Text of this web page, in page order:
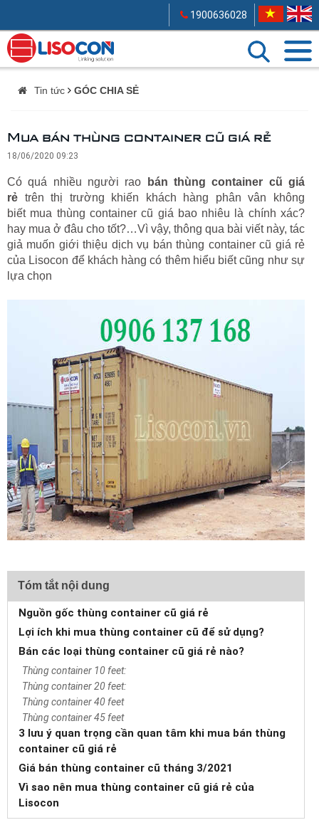
1900636028
Tin tức GÓC CHIA SẺ
Mua bán thùng container cũ giá rẻ
18/06/2020 09:23
Có quá nhiều người rao
bán thùng container cũ giá
rẻ trên thị trường khiến khách hàng phân vân không
biết mua thùng container cũ giá bao nhiêu là chính xác?
hay mua ở đâu cho tốt?…Vì vậy, thông qua bài viết này, tác
giả muốn giới thiệu dịch vụ bán thùng container cũ giá rẻ
của Lisocon để khách hàng có thêm hiểu biết cũng như sự
lựa chọn
Tóm tắt nội dung
Nguồn gốc thùng container cũ giá rẻ
Lợi ích khi mua thùng container cũ để sử dụng?
Bán các loại thùng container cũ giá rẻ nào?
Thùng container 10 feet:
Thùng container 20 feet:
Thùng container 40 feet
Thùng container 45 feet
3 lưu ý quan trọng cần quan tâm khi mua bán thùng
container cũ giá rẻ
Giá bán thùng container cũ tháng 3/2021
Vì sao nên mua thùng container cũ giá rẻ của
Lisocon